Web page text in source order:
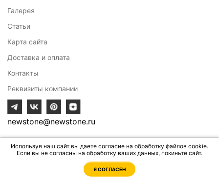
Галерея
Статьи
Карта сайта
Доставка и оплата
Контакты
Реквизиты компании
newstone@newstone.ru
Разработка сайта - ИВИТ
Используя наш сайт вы даете согласие на обработку файлов cookie.
Если вы не согласны на обработку ваших данных, покиньте сайт.
Я СОГЛАСЕН